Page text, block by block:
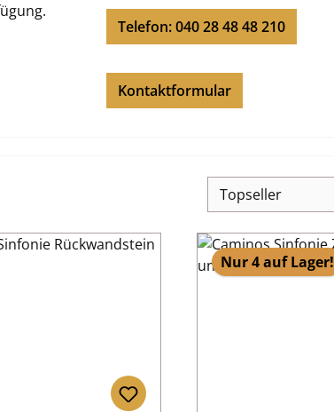
Telefon: 040 28 48 48 210
Kontaktformular
Nur 4 auf Lager!